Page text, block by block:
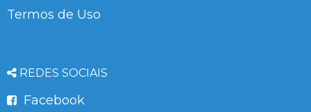
Termos de Uso
REDES SOCIAIS
Facebook